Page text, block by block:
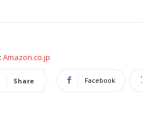
Amazon.co.jp
Share Facebook